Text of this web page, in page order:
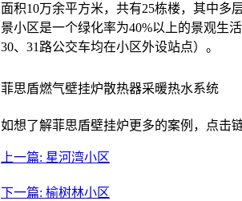
面积10万余平方米，共有25栋楼，其中多
景小区是一个绿化率为40%以上的景观生
30、31路公交车均在小区外设站点）。
菲思盾燃气壁挂炉散热器采暖热水系统
如想了解菲思盾壁挂炉更多的案例，点击
上一篇: 星河湾小区
下一篇: 榆树林小区